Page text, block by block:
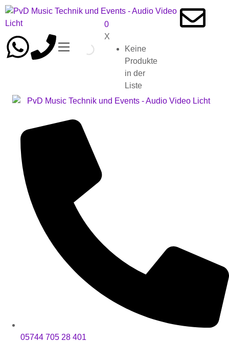
0
X
Keine
Produkte
in der
Liste
05744 705 28 401